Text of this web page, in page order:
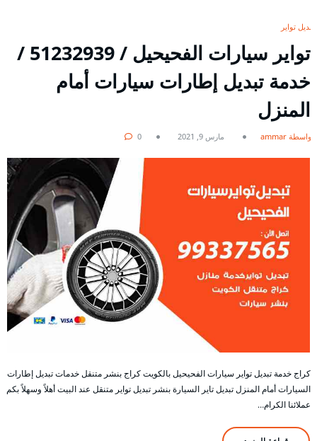
تبديل تواير
تواير سيارات الفحيحيل / 51232939‬ /
خدمة تبديل إطارات سيارات أمام
المنزل
بواسطة ammar مارس 9, 2021 0
كراج خدمة تبديل تواير سيارات الفحيحيل بالكويت كراج بنشر متنقل خدمات تبديل إطارات
السيارات أمام المنزل تبديل تاير السيارة بنشر تبديل تواير متنقل عند البيت أهلاً وسهلاً بكم
عملائنا الكرام…